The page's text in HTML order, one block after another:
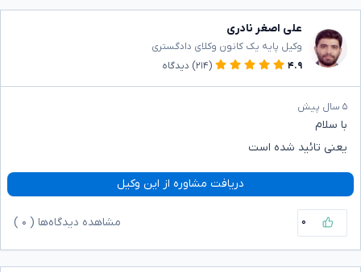
علی اصغر نادری
وکیل پایه یک کانون وکلای دادگستری
۴.۹
(۲۱۴) دیدگاه
۵ سال پیش
با سلام
یعنی تائید شده است
دریافت مشاوره از این وکیل
۰ مشاهده دیدگاه‌ها ( ۰